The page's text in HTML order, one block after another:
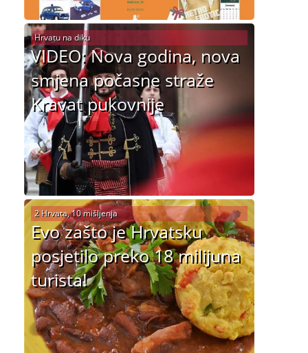
VIDEO: Nova godina, nova
smjena počasne straže
Kravat pukovnije
Hrvatu na diku
Evo zašto je Hrvatsku
posjetilo preko 18 milijuna
turista!
2 Hrvata, 10 mišljenja